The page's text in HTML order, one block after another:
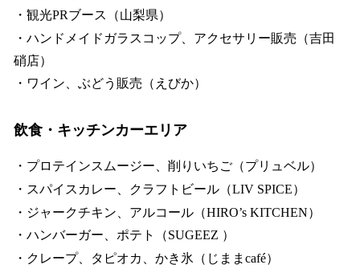
・観光PRブース（山梨県）
・ハンドメイドガラスコップ、アクセサリー販売（吉田
硝店）
・ワイン、ぶどう販売（えびか）
飲食・キッチンカーエリア
・プロテインスムージー、削りいちご（プリュベル）
・スパイスカレー、クラフトビール（LIV SPICE）
・ジャークチキン、アルコール（HIRO’s KITCHEN）
・ハンバーガー、ポテト（SUGEEZ ）
・クレープ、タピオカ、かき氷（じままcafé）